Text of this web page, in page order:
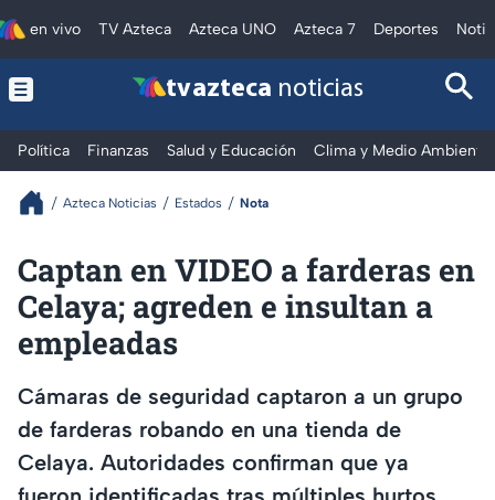
en vivo TV Azteca Azteca UNO Azteca 7 Deportes
tv azteca noticias
Política Finanzas Salud y Educación Clima y Medio Ambiente
Azteca Noticias Estados Nota
Captan en VIDEO a farderas en
Celaya; agreden e insultan a
empleadas
Cámaras de seguridad captaron a un grupo
de farderas robando en una tienda de
Celaya. Autoridades confirman que ya